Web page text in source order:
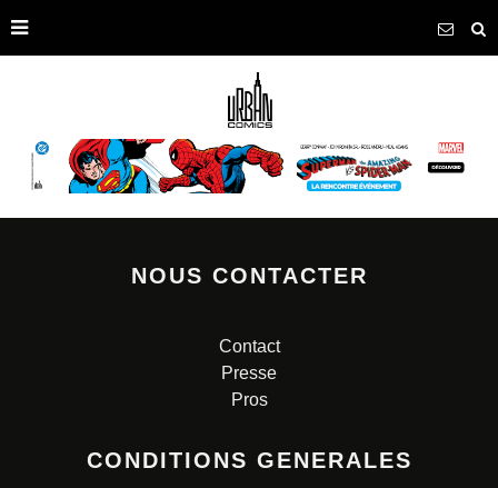
NOUS CONTACTER
Contact
Presse
Pros
CONDITIONS GENERALES